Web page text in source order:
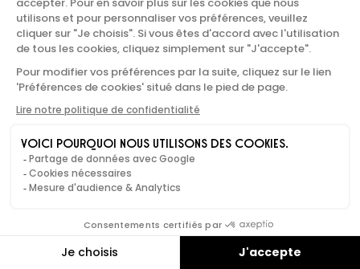
ATTAQUANT
SAMUEL
DIÉ
20 ans